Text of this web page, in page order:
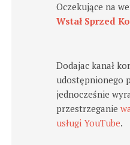
Oczekujące na
Wstał Sprzed
Dodajac kanał
udostępnionego
jednocześnie
przestrzeganie
usługi YouTube.